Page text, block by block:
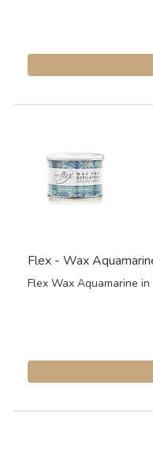
Flex - Wax
Flex Wax Aquamarine in